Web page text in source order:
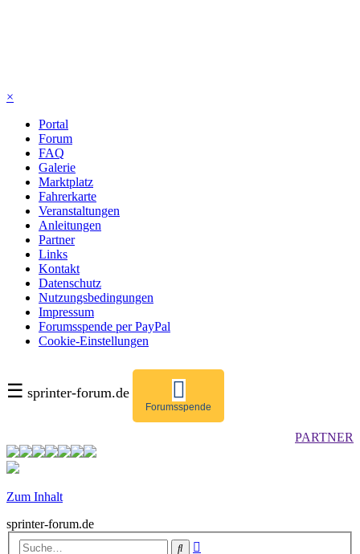
×
Portal
Forum
FAQ
Galerie
Marktplatz
Fahrerkarte
Veranstaltungen
Anleitungen
Partner
Links
Kontakt
Datenschutz
Nutzungsbedingungen
Impressum
Forumsspende per PayPal
Cookie-Einstellungen
☰ sprinter-forum.de
Forumsspende
PARTNER
Zum Inhalt
sprinter-forum.de
Suche